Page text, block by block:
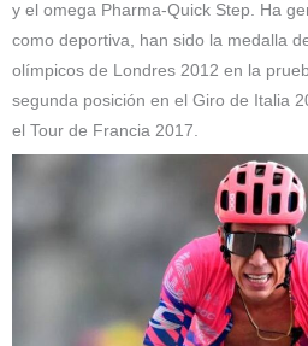
y el omega Pharma-Quick Step. Ha
como deportiva, han sido la medalla
olímpicos de Londres 2012 en la
segunda posición en el Giro de Italia
el Tour de Francia 2017.